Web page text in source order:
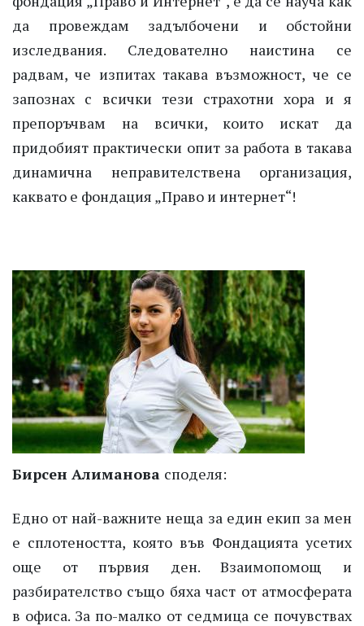
да провеждам задълбочени и обстойни
изследвания. Следователно наистина се
радвам, че изпитах такава възможност, че се
запознах с всички тези страхотни хора и я
препоръчвам на всички, които искат да
придобият практически опит за работа в такава
динамична неправителствена организация,
каквато е фондация „Право и интернет“!
Бирсен Алиманова споделя:
Едно от най-важните неща за един екип за мен
е сплотеността, която във Фондацията усетих
още от първия ден. Взаимопомощ и
разбирателство също бяха част от атмосферата
в офиса. За по-малко от седмица се почувствах